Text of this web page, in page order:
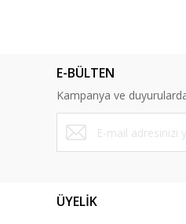
Ürün bilgilerinde
Ürün fiyatı diğer
Bu ürüne benzer
E-BÜLTEN
Kampanya ve
ÜYELİK